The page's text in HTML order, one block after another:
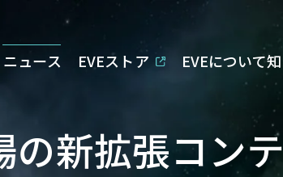
ニュース EVEストア EVEについて
の新拡張コン